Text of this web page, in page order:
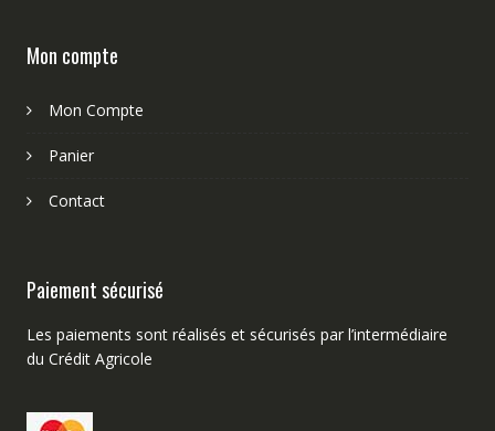
Mon compte
Mon Compte
Panier
Contact
Paiement sécurisé
Les paiements sont réalisés et sécurisés par l’intermédiaire
du Crédit Agricole